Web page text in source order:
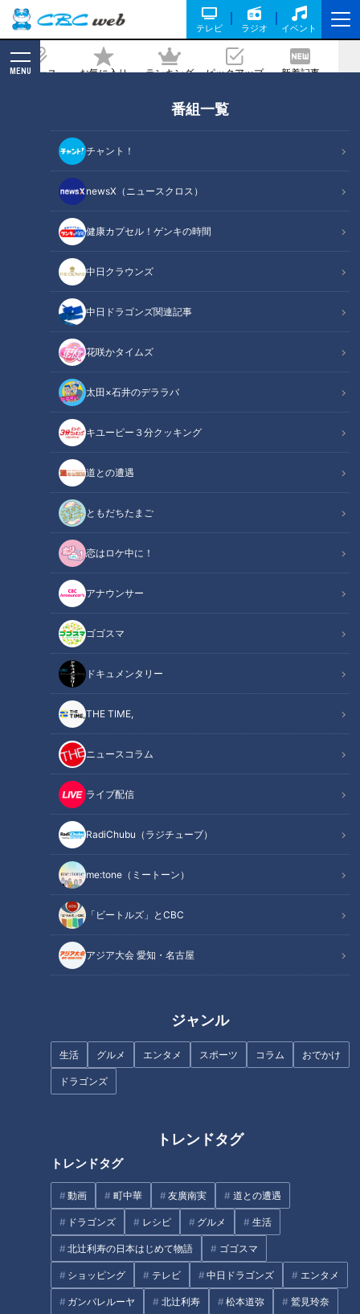
テレビ ラジオ イベント
ニュース お気に入り ランキング ピックアップ 新着記事
MENU
番組一覧
チャント！
newsX（ニュースクロス）
健康カプセル！ゲンキの時間
中日クラウンズ
中日ドラゴンズ関連記事
花咲かタイムズ
太田×石井のデララバ
キユーピー３分クッキング
道との遭遇
ともだちたまご
恋はロケ中に！
アナウンサー
ゴゴスマ
ドキュメンタリー
THE TIME,
ニュースコラム
ライブ配信
RadiChubu（ラジチューブ）
me:tone（ミートーン）
「ビートルズ」とCBC
アジア大会 愛知・名古屋
ジャンル
生活 グルメ エンタメ スポーツ コラム おでかけ
ドラゴンズ
トレンドタグ
トレンドタグ
動画 町中華 友廣南実 道との遭遇
ドラゴンズ レシピ グルメ 生活
北辻利寿の日本はじめて物語 ゴゴスマ
ショッピング テレビ 中日ドラゴンズ エンタメ
ガンバレルーヤ 北辻利寿 松本道弥 鷲見玲奈
爆剤として期待する若竜6人を赤星憲広
氏が大判定
記事に戻る
「サンデードラゴンズ」より土田龍空選手(C)CBCテレビ
この記事の画像（全8枚）
記事に戻る
この記事を見たあなたへのおすすめ
次にブレイクする竜戦士は誰
だ！苦戦が続く一軍へ戦力を送
り続けるドラ片岡二軍監督が本
躍動する若竜、開幕スタメン
は！？立浪流コンバートも読み
大野雄大にはドラゴンズブルー
川上憲伸が語る主砲の影響力。
タイロン・ウッズへの警戒から
生まれる好機
最優秀中継ぎのタイトルを狙う
ドラゴンズ松山晋也投手に新た
な武器。鬼門・神宮は“ジャイロ
カット”で克服する
タグ